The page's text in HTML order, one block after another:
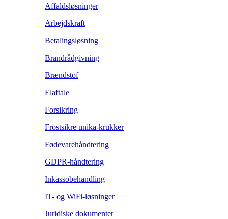
Affaldsløsninger
Arbejdskraft
Betalingsløsning
Brandrådgivning
Brændstof
Elaftale
Forsikring
Frostsikre unika-krukker
Fødevarehåndtering
GDPR-håndtering
Inkassobehandling
IT- og WiFi-løsninger
Juridiske dokumenter